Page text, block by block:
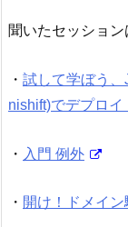
聞いたセッション
・ 試して学ぼう
nishift)でデプロイ
・ 入門 例外
・ 開け！ドメイ